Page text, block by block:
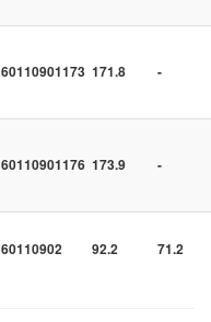
60110901173 171.8 -
60110901176 173.9 -
60110902 92.2 71.2